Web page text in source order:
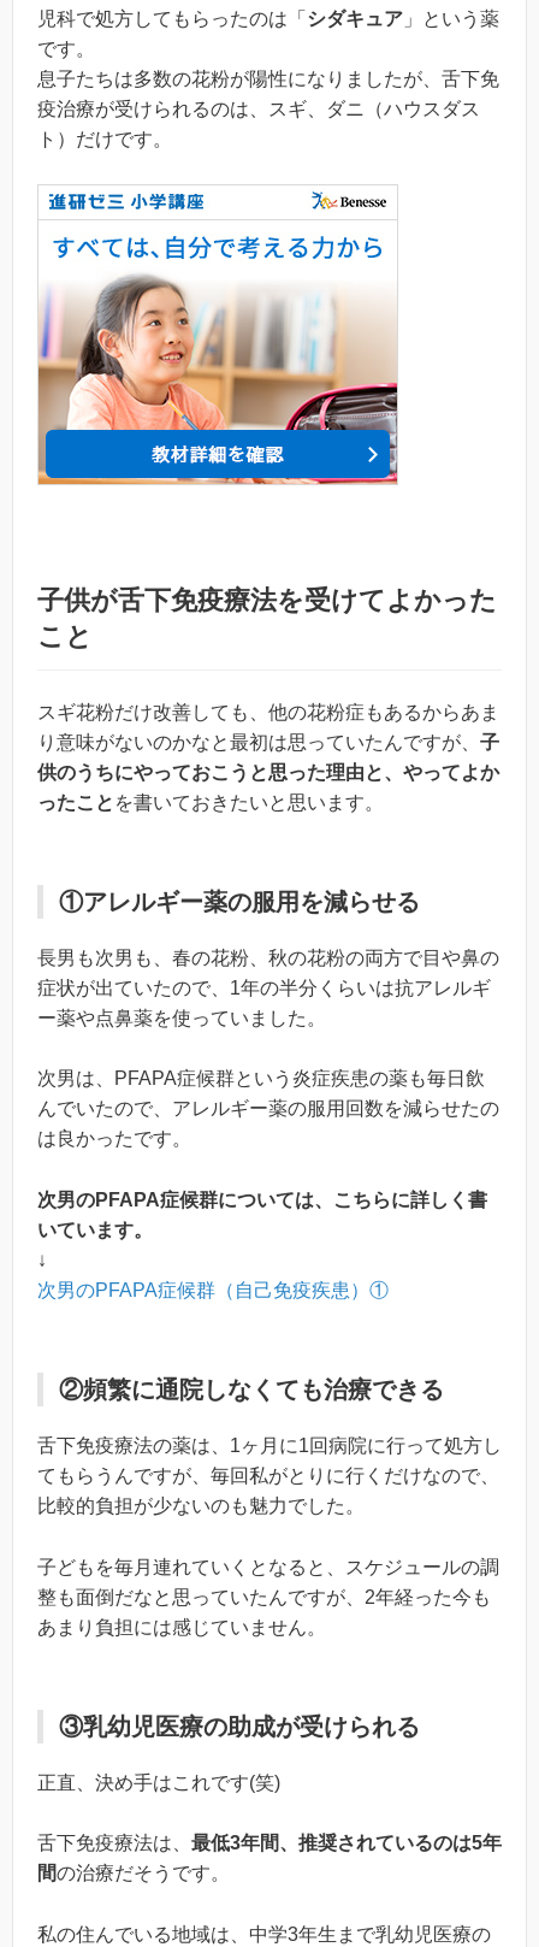
児科で処方してもらったのは「 シダキュア 」という薬
です。
息子たちは多数の花粉が陽性になりましたが、舌下免
疫治療が受けられるのは、スギ、ダニ（ハウスダス
ト）だけです。
子供が舌下免疫療法を受けてよかった
こと
スギ花粉だけ改善しても、他の花粉症もあるからあま
り意味がないのかなと最初は思っていたんですが、 子
供のうちにやっておこうと思った理由と、やってよか
ったこと を書いておきたいと思います。
①アレルギー薬の服用を減らせる
長男も次男も、春の花粉、秋の花粉の両方で目や鼻の
症状が出ていたので、1年の半分くらいは抗アレルギ
ー薬や点鼻薬を使っていました。
次男は、PFAPA症候群という炎症疾患の薬も毎日飲
んでいたので、アレルギー薬の服用回数を減らせたの
は良かったです。
次男のPFAPA症候群については、こちらに詳しく書
いています。
↓
次男のPFAPA症候群（自己免疫疾患）①
②頻繁に通院しなくても治療できる
舌下免疫療法の薬は、1ヶ月に1回病院に行って処方し
てもらうんですが、毎回私がとりに行くだけなので、
比較的負担が少ないのも魅力でした。
子どもを毎月連れていくとなると、スケジュールの調
整も面倒だなと思っていたんですが、2年経った今も
あまり負担には感じていません。
③乳幼児医療の助成が受けられる
正直、決め手はこれです(笑)
舌下免疫療法は、 最低3年間、推奨されているのは5年
間の治療だそうです。
私の住んでいる地域は、中学3年生まで乳幼児医療の